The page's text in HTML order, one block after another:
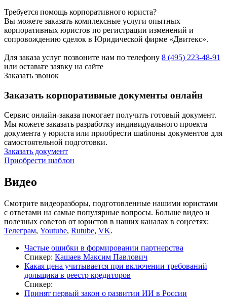
Требуется помощь корпоративного юриста?
Вы можете заказать комплексные услуги опытных
корпоративных юристов по регистрации изменений и
сопровождению сделок в Юридической фирме «Двитекс».
Для заказа услуг позвоните нам по телефону 8 (495) 223-48-91
или оставьте заявку на сайте
Заказать звонок
Заказать корпоративные документы онлайн
Сервис онлайн-заказа помогает получить готовый документ.
Мы можете заказать разработку индивидуального проекта
документа у юриста или приобрести шаблоны документов для
самостоятельной подготовки.
Заказать документ
Приобрести шаблон
Видео
Смотрите видеоразборы, подготовленные нашими юристами
с ответами на самые популярные вопросы. Больше видео и
полезных советов от юристов в наших каналах в соцсетях:
Телеграм, Youtube, Rutube, VK.
Частые ошибки в формировании партнерства
Спикер: Кашаев Максим Павлович
Какая цена учитывается при включении требований
дольщика в реестр кредиторов
Спикер:
Принят первый закон о развитии ИИ в России